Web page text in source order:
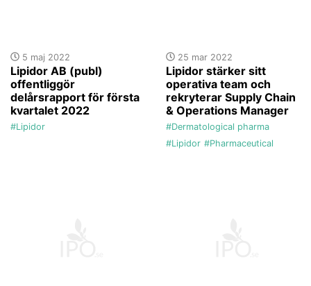
5 maj 2022
Lipidor AB (publ)
offentliggör
delårsrapport för första
kvartalet 2022
#Lipidor
25 mar 2022
Lipidor stärker sitt
operativa team och
rekryterar Supply Chain
& Operations Manager
#Dermatological pharma
#Lipidor #Pharmaceutical